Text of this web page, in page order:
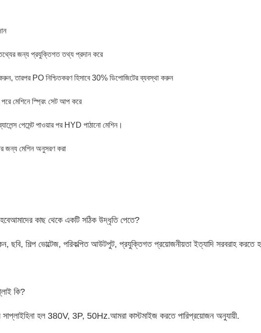
জন্য প্রযুক্তিগত তথ্য প্রদান করে
করুন, তারপর PO নিশ্চিতকরণ হিসাবে 30% ডিপোজিটের ব্যবস্থা করুন
মেশিনে স্প্রিং সেট আপ করে
পেমেন্ট পাওয়ার পর HYD পাঠানো মেশিন।
জন্য মেশিন অনুসরণ করা
আমাদের কাছ থেকে একটি সঠিক উদ্ধৃতি পেতে?
ছবি, শিল্প ভোল্টেজ, পরিকল্পিত আউটপুট, প্রযুক্তিগত প্রয়োজনীয়তা ইত্যাদি সরবরাহ করতে
কি?
সাপ্লাইহিনা হল 380V, 3P, 50Hz.আমরা কাস্টমাইজ করতে পারিপ্রয়োজন অনুযায়ী.